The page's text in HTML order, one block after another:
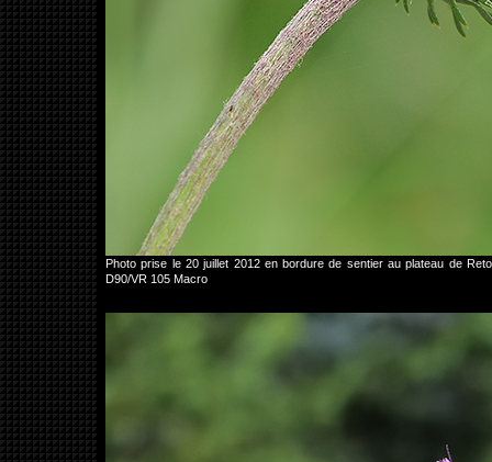
Photo prise le 20 juillet 2012 en bordure de sentier au plateau de
D90/VR 105 Macro